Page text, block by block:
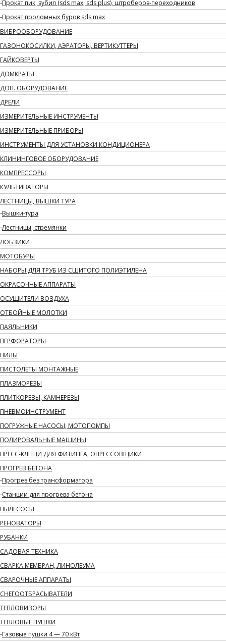
Прокат пик, зубил (sds max, sds plus), штроберов-переходников
Прокат проломных буров sds max
ВИБРООБОРУДОВАНИЕ
ГАЗОНОКОСИЛКИ, АЭРАТОРЫ, ВЕРТИКУТТЕРЫ
ГАЙКОВЕРТЫ
ДОМКРАТЫ
ДОП. ОБОРУДОВАНИЕ
ДРЕЛИ
ИЗМЕРИТЕЛЬНЫЕ ИНСТРУМЕНТЫ
ИЗМЕРИТЕЛЬНЫЕ ПРИБОРЫ
ИНСТРУМЕНТЫ ДЛЯ УСТАНОВКИ КОНДИЦИОНЕРА
КЛИНИНГОВОЕ ОБОРУДОВАНИЕ
КОМПРЕССОРЫ
КУЛЬТИВАТОРЫ
ЛЕСТНИЦЫ, ВЫШКИ ТУРА
Вышки-тура
Лестницы, стремянки
ЛОБЗИКИ
МОТОБУРЫ
НАБОРЫ ДЛЯ ТРУБ ИЗ СШИТОГО ПОЛИЭТИЛЕНА
ОКРАСОЧНЫЕ АППАРАТЫ
ОСУШИТЕЛИ ВОЗДУХА
ОТБОЙНЫЕ МОЛОТКИ
ПАЯЛЬНИКИ
ПЕРФОРАТОРЫ
ПИЛЫ
ПИСТОЛЕТЫ МОНТАЖНЫЕ
ПЛАЗМОРЕЗЫ
ПЛИТКОРЕЗЫ, КАМНЕРЕЗЫ
ПНЕВМОИНСТРУМЕНТ
ПОГРУЖНЫЕ НАСОСЫ, МОТОПОМПЫ
ПОЛИРОВАЛЬНЫЕ МАШИНЫ
ПРЕСС-КЛЕЩИ ДЛЯ ФИТИНГА, ОПРЕССОВЩИКИ
ПРОГРЕВ БЕТОНА
Прогрев без трансформатора
Станции для прогрева бетона
ПЫЛЕСОСЫ
РЕНОВАТОРЫ
РУБАНКИ
САДОВАЯ ТЕХНИКА
СВАРКА МЕМБРАН, ЛИНОЛЕУМА
СВАРОЧНЫЕ АППАРАТЫ
СНЕГООТБРАСЫВАТЕЛИ
ТЕПЛОВИЗОРЫ
ТЕПЛОВЫЕ ПУШКИ
Газовые пушки 4 — 70 кВт